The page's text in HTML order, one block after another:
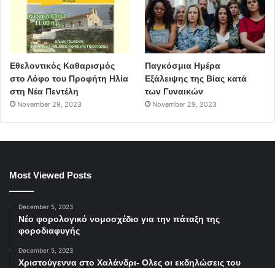
Εθελοντικός Καθαρισμός
στο Λόφο του Προφήτη Ηλία
στη Νέα Πεντέλη
November 29, 2023
Παγκόσμια Ημέρα
Εξάλειψης της Βίας κατά
των Γυναικών
November 29, 2023
Most Viewed Posts
December 5, 2023
Νέο φορολογικό νομοσχέδιο για την πάταξη της
φοροδιαφυγής
December 5, 2023
Χριστούγεννα στο Χαλάνδρι- Ολες οι εκδηλώσεις του